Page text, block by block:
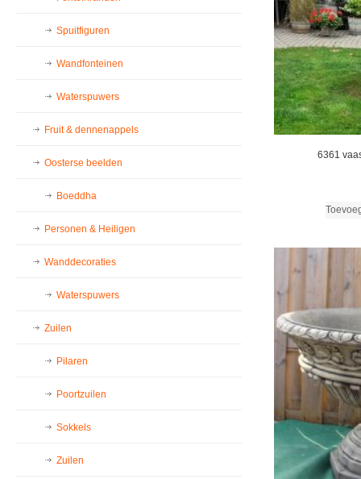
6361
Spuitfiguren
Wandfonteinen
Waterspuwers
Fruit & dennenappels
Oosterse beelden
Boeddha
Personen & Heiligen
Wanddecoraties
Waterspuwers
Zuilen
Pilaren
Poortzuilen
Sokkels
Zuilen